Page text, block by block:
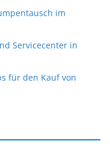
im
Servicecenter in
für den Kauf von